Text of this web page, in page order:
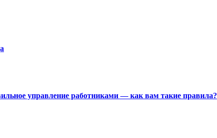
управление работниками — как вам такие правила?